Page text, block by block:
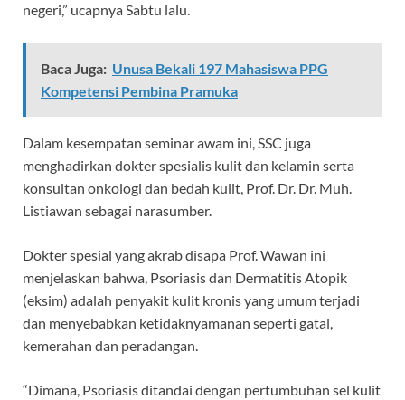
negeri,” ucapnya Sabtu lalu.
Baca Juga: Unusa Bekali 197 Mahasiswa PPG
Kompetensi Pembina Pramuka
Dalam kesempatan seminar awam ini, SSC juga
menghadirkan dokter spesialis kulit dan kelamin serta
konsultan onkologi dan bedah kulit, Prof. Dr. Dr. Muh.
Listiawan sebagai narasumber.
Dokter spesial yang akrab disapa Prof. Wawan ini
menjelaskan bahwa, Psoriasis dan Dermatitis Atopik
(eksim) adalah penyakit kulit kronis yang umum terjadi
dan menyebabkan ketidaknyamanan seperti gatal,
kemerahan dan peradangan.
“Dimana, Psoriasis ditandai dengan pertumbuhan sel kulit